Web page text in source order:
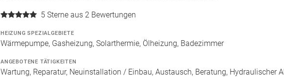
5 Sterne aus 2 Bewertungen
HEIZUNG SPEZIALGEBIETE
Wärmepumpe, Gasheizung, Solarthermie, Ölheizung, Badezimmer
ANGEBOTENE TÄTIGKEITEN
Wartung, Reparatur, Neuinstallation / Einbau, Austausch, Beratung, Hydraulischer